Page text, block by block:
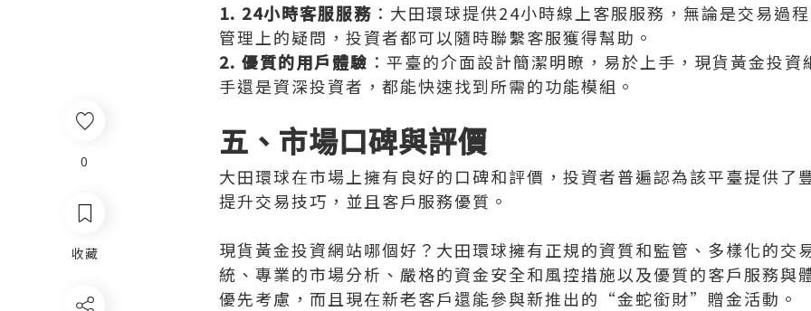
0
收藏
1. 24小時客服服務 ：大田環球提供24小時線上客服服務，無論是交易過
管理上的疑問，投資者都可以隨時聯繫客服獲得幫助。
2. 優質的用戶體驗 ：平臺的介面設計簡潔明瞭，易於上手，現貨黃金投
手還是資深投資者，都能快速找到所需的功能模組。
五、市場口碑與評價
大田環球在市場上擁有良好的口碑和評價，投資者普遍認為該平臺提供了
提升交易技巧，並且客戶服務優質。
現貨黃金投資網站哪個好？大田環球擁有正規的資質和監管、多樣化的交
統、專業的市場分析、嚴格的資金安全和風控措施以及優質的客戶服務與
優先考慮，而且現在新老客戶還能參與新推出的“金蛇銜財”贈金活動。